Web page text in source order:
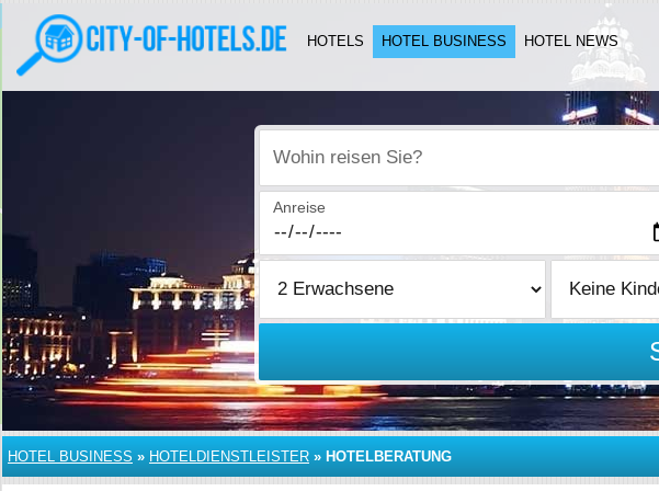
HOTELS HOTEL BUSINESS HOTEL NEWS
Wohin reisen Sie?
Anreise
HOTEL BUSINESS » HOTELDIENSTLEISTER » HOTELBERATUNG